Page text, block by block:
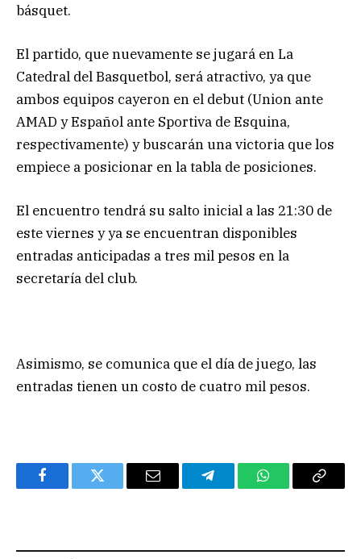
básquet.
El partido, que nuevamente se jugará en La
Catedral del Basquetbol, será atractivo, ya que
ambos equipos cayeron en el debut (Union ante
AMAD y Español ante Sportiva de Esquina,
respectivamente) y buscarán una victoria que los
empiece a posicionar en la tabla de posiciones.
El encuentro tendrá su salto inicial a las 21:30 de
este viernes y ya se encuentran disponibles
entradas anticipadas a tres mil pesos en la
secretaría del club.
Asimismo, se comunica que el día de juego, las
entradas tienen un costo de cuatro mil pesos.
FacebookTwitter Email TelegramWhatsAppCopy